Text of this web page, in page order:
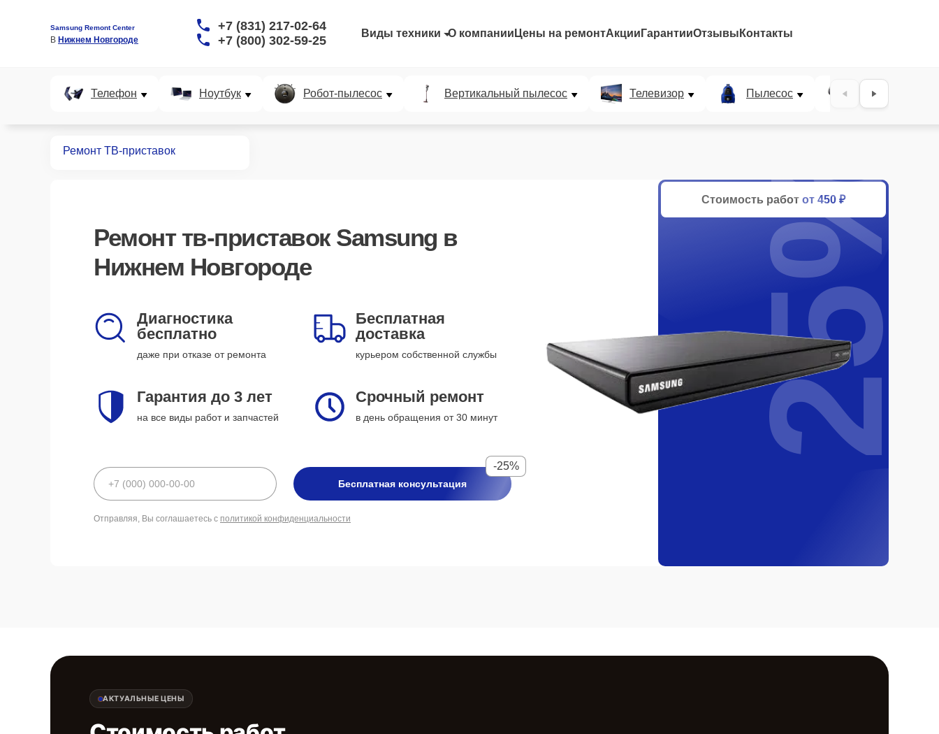
Samsung Remont Center
В Нижнем Новгороде
+7 (831) 217-02-64
+7 (800) 302-59-25
Виды техники О компании Цены на ремонтАкции ГарантииОтзывы Контакты
Телефон Ноутбук Робот-пылесос Вертикальный пылесос Телевизор Пылесос Проектор
Ремонт ТВ-приставок
Ремонт тв-приставок Samsung в
Нижнем Новгороде
Диагностика
бесплатно
даже при отказе от ремонта
Бесплатная
доставка
курьером собственной службы
Гарантия до 3 лет
на все виды работ и запчастей
Срочный ремонт
в день обращения от 30 минут
Бесплатная консультация
-25%
Отправляя, Вы соглашаетесь с политикой конфиденциальности
Стоимость работ от 450 ₽
25%
АКТУАЛЬНЫЕ ЦЕНЫ